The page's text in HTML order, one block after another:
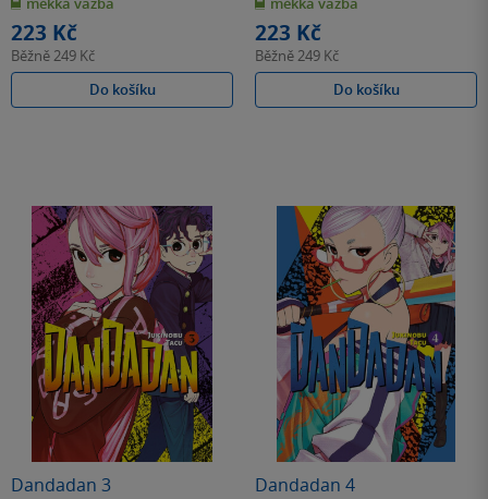
hvězdiček
223 Kč
Běžně249 Kč
Do košíku
hvězdiček
223 Kč
Běžně249 Kč
Do košíku
Dandadan 3 Dandadan 4